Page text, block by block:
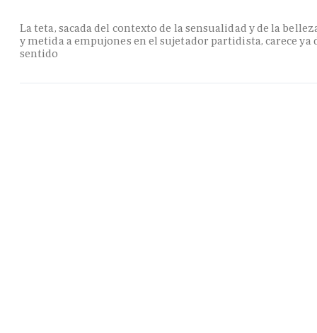
La teta, sacada del contexto de la sensualidad y de la
y metida a empujones en el sujetador partidista, carece ya
sentido